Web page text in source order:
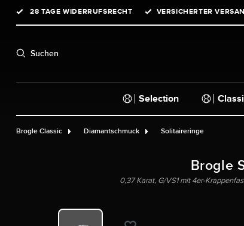
Zur Hauptnavigation springen
28 TAGE WIDERRUFSRECHT VERSICHERTER
Suchen
Selection
Brogle Classic Diamantschmuck Solitaireringe
Brogle
0,37 Karat, G/VS1 mit 4er-